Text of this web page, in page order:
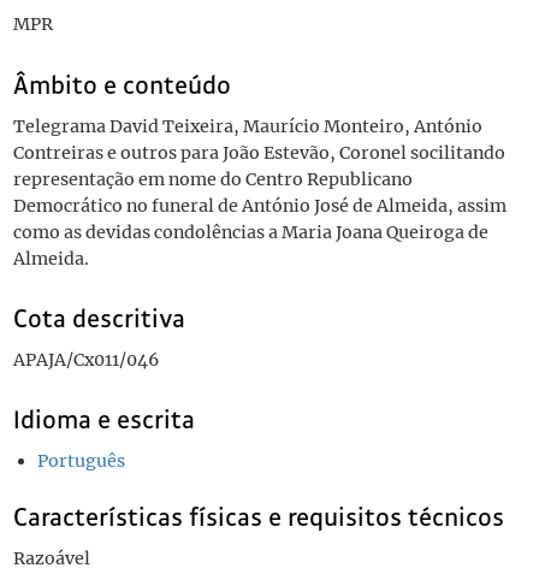
MPR
Âmbito e conteúdo
Telegrama David Teixeira, Maurício Monteiro, António
Contreiras e outros para João Estevão, Coronel socilitando
representação em nome do Centro Republicano
Democrático no funeral de António José de Almeida, assim
como as devidas condolências a Maria Joana Queiroga de
Almeida.
Cota descritiva
APAJA/Cx011/046
Idioma e escrita
Português
Características físicas e requisitos técnicos
Razoável